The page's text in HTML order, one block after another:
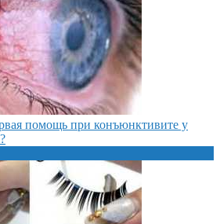
помощь при конъюнктивите у